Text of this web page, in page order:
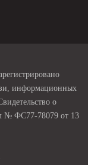
информационных
о
№ ФС77-78079 от 13